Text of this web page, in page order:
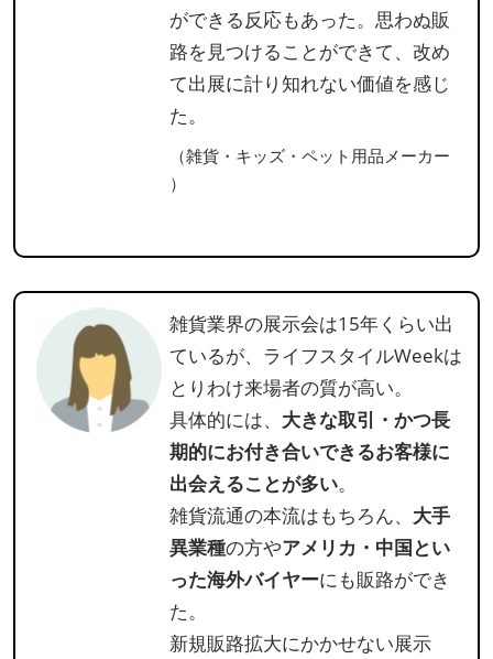
ができる反応もあった。思わぬ販
路を見つけることができて、改め
て出展に計り知れない価値を感じ
た。
（雑貨・キッズ・ペット用品メーカー
）
雑貨業界の展示会は15年くらい出
ているが、ライフスタイルWeekは
とりわけ来場者の質が高い。
具体的には、 大きな取引・かつ長
期的にお付き合いできるお客様に
出会えることが多い。
雑貨流通の本流はもちろん、 大手
異業種の方やアメリカ・中国とい
った海外バイヤーにも販路ができ
た。
新規販路拡大にかかせない展示